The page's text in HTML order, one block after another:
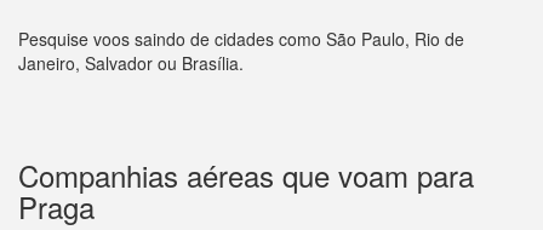
Pesquise voos saindo de cidades como São Paulo, Rio de
Janeiro, Salvador ou Brasília.
Companhias aéreas que voam para
Praga